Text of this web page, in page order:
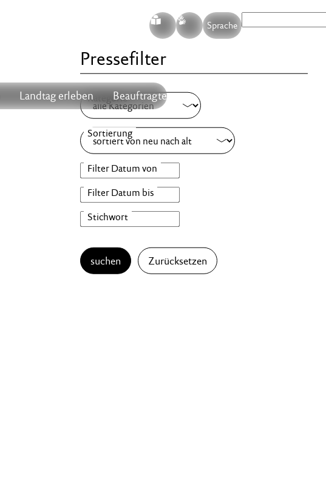
S G Sprache
Landtag erleben Beauftragte
Pressefilter
suchen Zurücksetzen